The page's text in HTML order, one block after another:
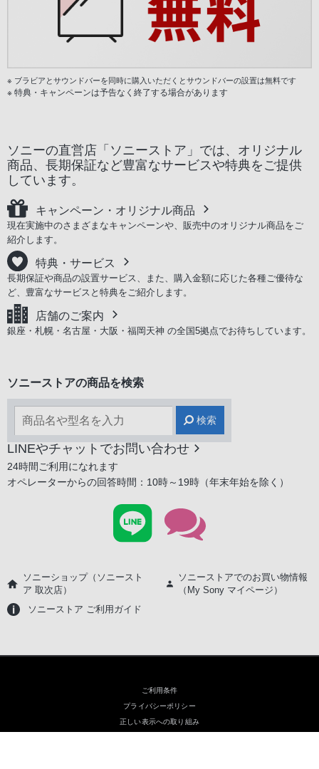
※ ブラビアとサウンドバーを同時に購入いただくとサウンドバーの設置は無料です
※ 特典・キャンペーンは予告なく終了する場合があります
ソニーの直営店「ソニーストア」では、オリジナル
商品、長期保証など豊富なサービスや特典をご提供
しています。
キャンペーン・オリジナル商品
現在実施中のさまざまなキャンペーンや、販売中のオリジナル商品をご
紹介します。
特典・サービス
長期保証や商品の設置サービス、また、購入金額に応じた各種ご優待な
ど、豊富なサービスと特典をご紹介します。
店舗のご案内
銀座・札幌・名古屋・大阪・福岡天神 の全国5拠点でお待ちしています。
ソニーストアの商品を検索
検索
LINEやチャットでお問い合わせ
24時間ご利用になれます
オペレーターからの回答時間：10時～19時（年末年始を除く）
ソニーショップ（ソニースト
ア 取次店）
ソニーストアでのお買い物情報
（My Sony マイページ）
ソニーストア ご利用ガイド
ご利用条件
プライバシーポリシー
正しい表示への取り組み